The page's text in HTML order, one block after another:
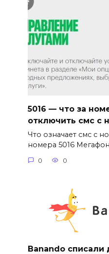
5016 — что за
отключить смс с
Что означает смс с
номера 5016 Мегафон
0 0
Banando списали